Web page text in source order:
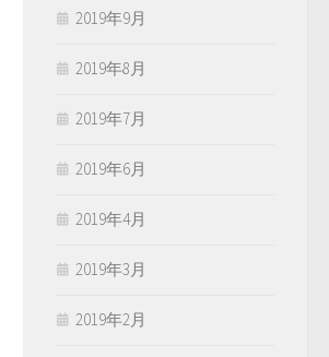
2019年9月
2019年8月
2019年7月
2019年6月
2019年4月
2019年3月
2019年2月